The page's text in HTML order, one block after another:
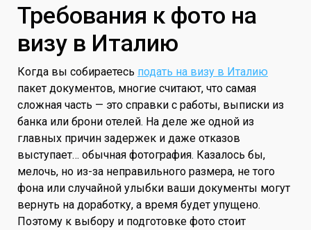
Требования к фото на
визу в Италию
Когда вы собираетесь подать на визу в Италию
пакет документов, многие считают, что самая
сложная часть — это справки с работы, выписки из
банка или брони отелей. На деле же одной из
главных причин задержек и даже отказов
выступает… обычная фотография. Казалось бы,
мелочь, но из-за неправильного размера, не того
фона или случайной улыбки ваши документы могут
вернуть на доработку, а время будет упущено.
Поэтому к выбору и подготовке фото стоит